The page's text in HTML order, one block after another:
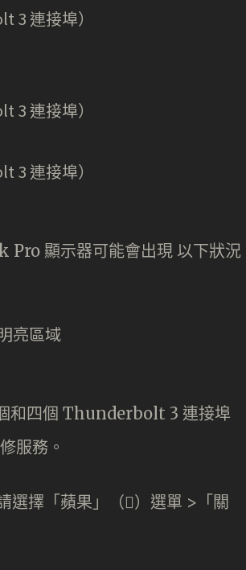
3 連接埠）
3 連接埠）
3 連接埠）
Pro 顯示器可能會出現 以下狀況
亮區域
和四個 Thunderbolt 3 連接埠
服務。
選擇「蘋果」（）選單 >「關